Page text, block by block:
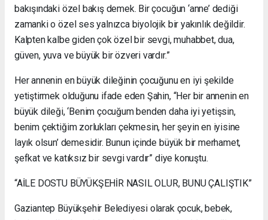
bakışındaki özel bakış demek. Bir çocuğun ‘anne’ dediği
zamanki o özel ses yalnızca biyolojik bir yakınlık değildir.
Kalpten kalbe giden çok özel bir sevgi, muhabbet, dua,
güven, yuva ve büyük bir özveri vardır.”
Her annenin en büyük dileğinin çocuğunu en iyi şekilde
yetiştirmek olduğunu ifade eden Şahin, “Her bir annenin en
büyük dileği, ‘Benim çocuğum benden daha iyi yetişsin,
benim çektiğim zorlukları çekmesin, her şeyin en iyisine
layık olsun’ demesidir. Bunun içinde büyük bir merhamet,
şefkat ve katıksız bir sevgi vardır” diye konuştu.
“AİLE DOSTU BÜYÜKŞEHİR NASIL OLUR, BUNU ÇALIŞTIK”
Gaziantep Büyükşehir Belediyesi olarak çocuk, bebek,